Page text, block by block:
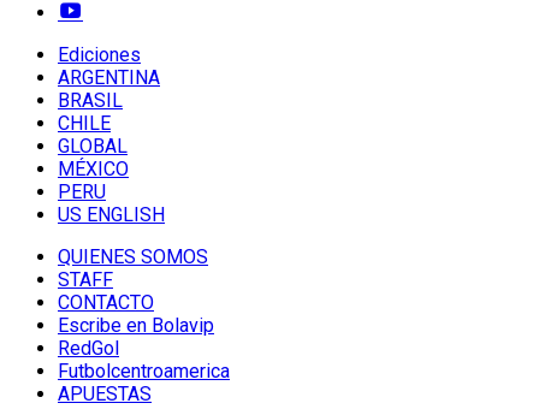
Ediciones
ARGENTINA
BRASIL
CHILE
GLOBAL
MÉXICO
PERU
US ENGLISH
QUIENES SOMOS
STAFF
CONTACTO
Escribe en Bolavip
RedGol
Futbolcentroamerica
APUESTAS